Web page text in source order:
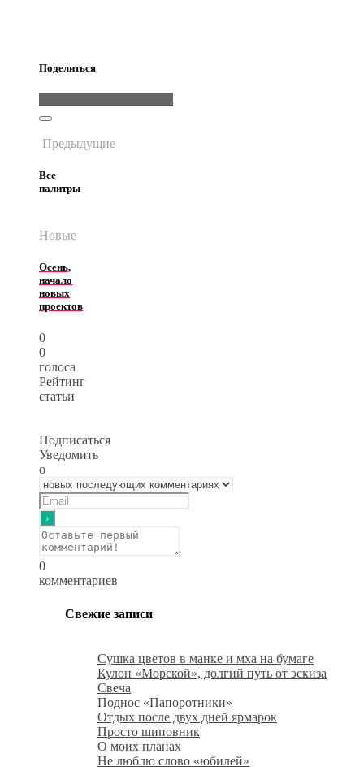
Поделиться
Предыдущие
Все
палитры
Новые
Осень,
начало
новых
проектов
0
0
голоса
Рейтинг
статьи
Подписаться
Уведомить
о
0
комментариев
Свежие записи
Сушка цветов в манке и мха на бумаге
Кулон «Морской», долгий путь от эскиза
Свеча
Поднос «Папоротники»
Отдых после двух дней ярмарок
Просто шиповник
О моих планах
Не люблю слово «юбилей»